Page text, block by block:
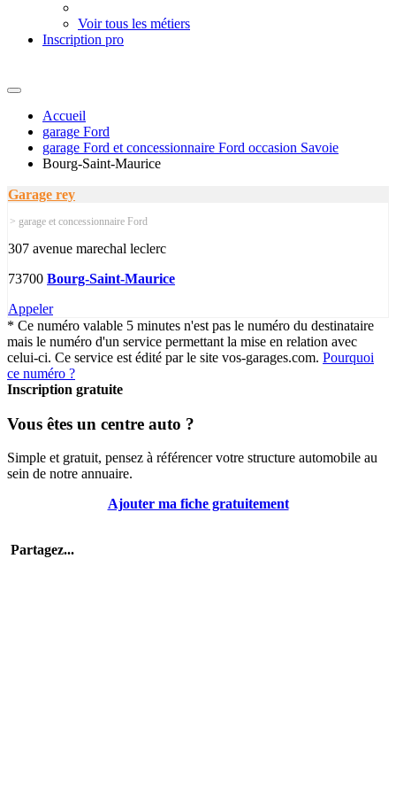
Voir tous les métiers
Inscription pro
Accueil
garage Ford
garage Ford et concessionnaire Ford occasion Savoie
Bourg-Saint-Maurice
Garage rey
> garage et concessionnaire Ford
307 avenue marechal leclerc
73700 Bourg-Saint-Maurice
Appeler
* Ce numéro valable 5 minutes n'est pas le numéro du destinataire
mais le numéro d'un service permettant la mise en relation avec
celui-ci. Ce service est édité par le site vos-garages.com. Pourquoi
ce numéro ?
Inscription gratuite
Vous êtes un centre auto ?
Simple et gratuit, pensez à référencer votre structure automobile au
sein de notre annuaire.
Ajouter ma fiche gratuitement
Partagez...